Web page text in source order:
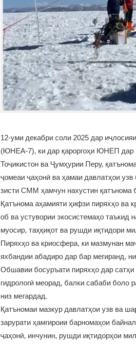
12-уми декабри соли 2025 дар
(ЮНЕА-7), ки дар қароргоҳи ЮНЕП дар
Тоҷикистон ва Ҷумҳурии Перу,
ҷомеаи ҷаҳонӣ ва ҳамаи давлатҳои
зисти СММ ҳамчун нахустин қатънома
Қатънома аҳамияти ҳифзи пиряхҳо ва
об ва устувории экосистемаҳо таъкид
муосир, таҳқиқот ва рушди иқтидори
Пиряхҳо ва криосфера, ки мазмунан
яхбандии абадиро дар бар мегиранд,
Обшавии босуръати пиряхҳо дар сатҳи
гидрологӣ меорад, балки сабаби боло
низ мегардад.
Қатъномаи мазкур давлатҳои узв ва
зарурати ҳамгироии барномаҳои
ҷаҳонӣ, инчунин, рушди иқтидорҳои